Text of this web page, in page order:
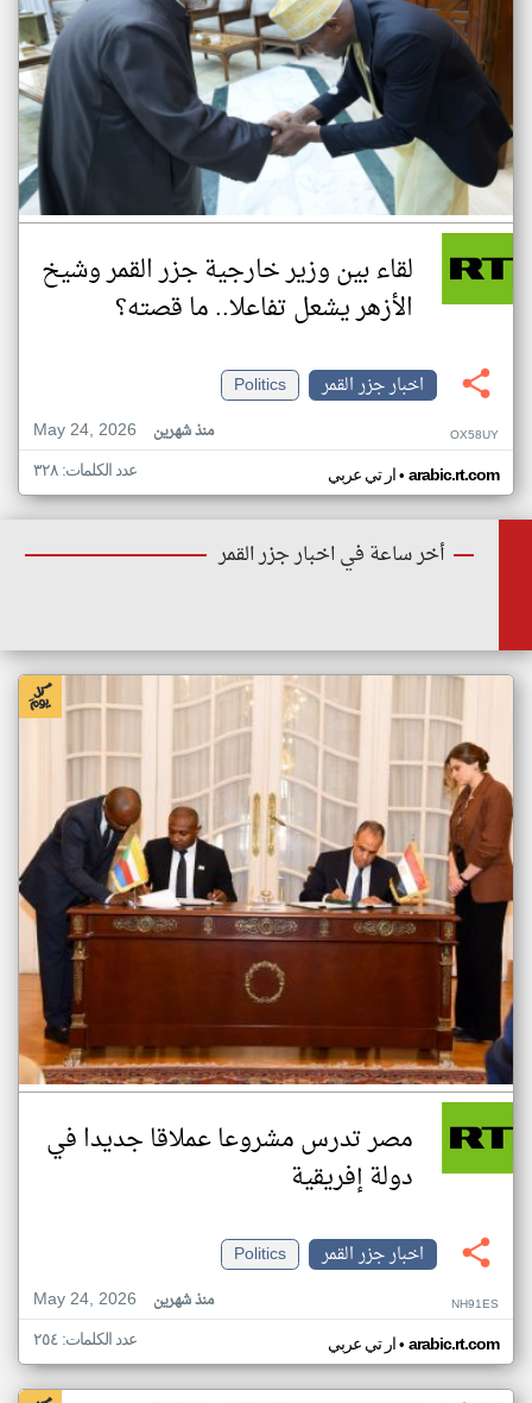
لقاء بين وزير خارجية جزر القمر وشيخ
الأزهر يشعل تفاعلا.. ما قصته؟
اخبار جزر القمر
Politics
May 24, 2026
منذ شهرين OX58UY
ار تي عربي• arabic.rt.com عدد الكلمات: ٣٢٨
أخر ساعة في اخبار جزر القمر
مصر تدرس مشروعا عملاقا جديدا في
دولة إفريقية
اخبار جزر القمر
Politics
May 24, 2026
منذ شهرين NH91ES
ار تي عربي• arabic.rt.com عدد الكلمات: ٢٥٤